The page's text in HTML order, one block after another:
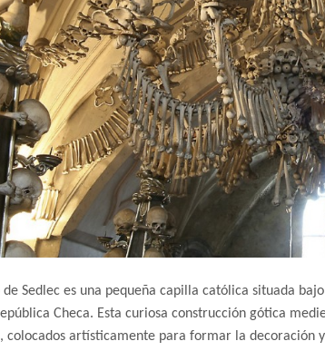
de Sedlec es una pequeña capilla católica situada
Checa. Esta curiosa construcción gótica
colocados artísticamente para formar la decoración